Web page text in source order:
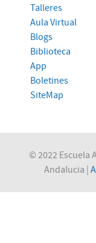
Talleres
Aula Virtual
Blogs
Biblioteca
App
Boletines
SiteMap
© 2022 Escuela
Andalucia |